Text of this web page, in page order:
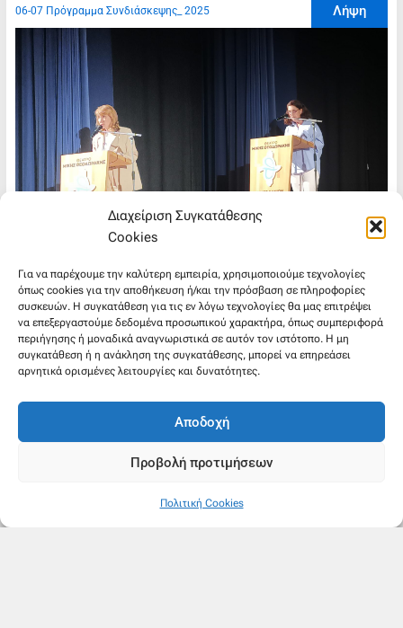
Διαχείριση Συγκατάθεσης
Cookies
Για να παρέχουμε την καλύτερη εμπειρία, χρησιμοποιούμε τεχνολογίες
όπως cookies για την αποθήκευση ή/και την πρόσβαση σε πληροφορίες
συσκευών. Η συγκατάθεση για τις εν λόγω τεχνολογίες θα μας επιτρέψει
να επεξεργαστούμε δεδομένα προσωπικού χαρακτήρα, όπως συμπεριφορά
περιήγησης ή μοναδικά αναγνωριστικά σε αυτόν τον ιστότοπο. Η μη
συγκατάθεση ή η ανάκληση της συγκατάθεσης, μπορεί να επηρεάσει
αρνητικά ορισμένες λειτουργίες και δυνατότητες.
Αποδοχή
Προβολή προτιμήσεων
Πολιτική Cookies
06-07 Πρόγραμμα Συνδιάσκεψης_ 2025 Λήψη